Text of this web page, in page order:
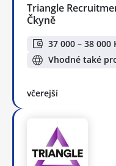
Triangle
Čkyně
37 000 – 38 000
Vhodné také
včerejší